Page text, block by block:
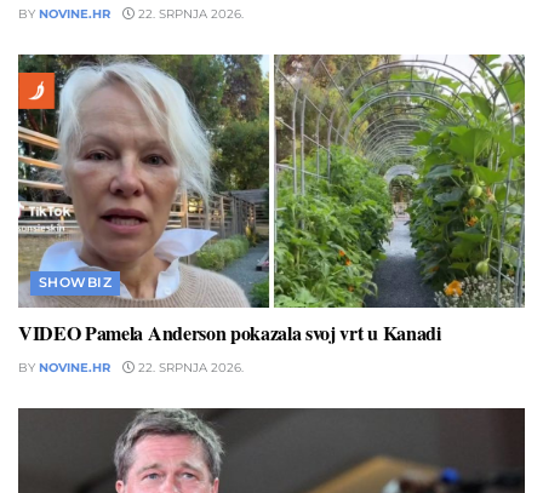
BY NOVINE.HR 22. SRPNJA 2026.
SHOWBIZ
VIDEO Pamela Anderson pokazala svoj vrt u Kanadi
BY NOVINE.HR 22. SRPNJA 2026.